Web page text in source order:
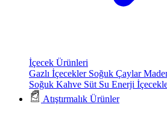
İçecek Ürünleri
Gazlı İçecekler Soğuk Çaylar
Soğuk Kahve Süt Su Enerji
Atıştırmalık Ürünler